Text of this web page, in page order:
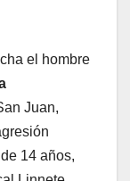
el hombre
Juan,
14 años,